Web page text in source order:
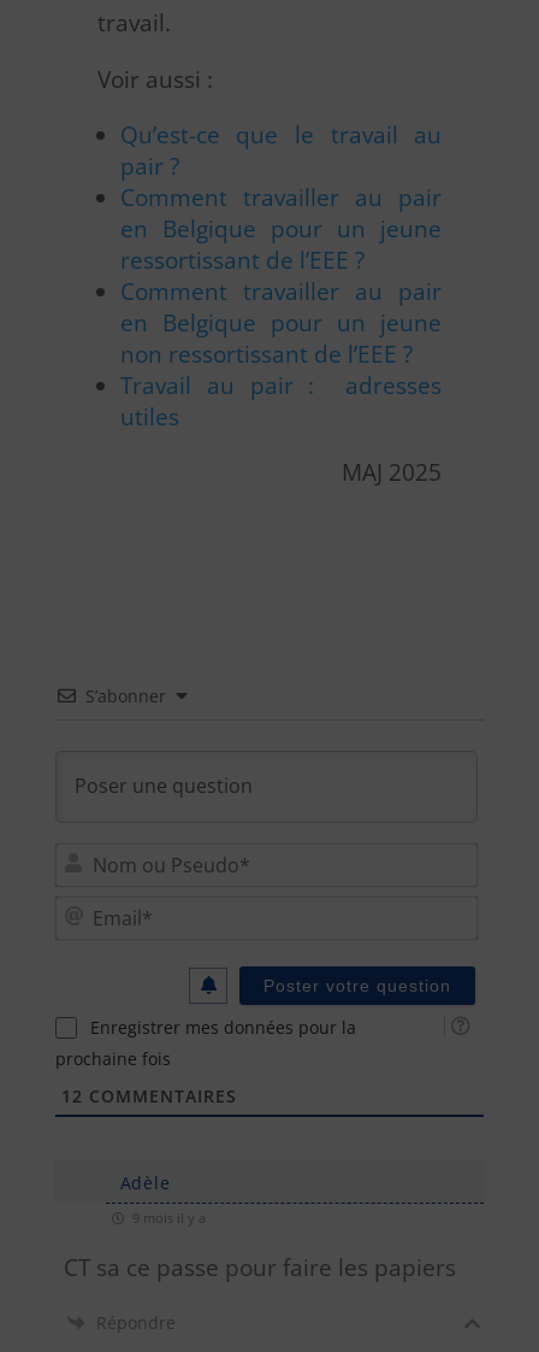
travail.
Voir aussi :
Qu’est-ce que le travail au
pair ?
Comment travailler au pair
en Belgique pour un jeune
ressortissant de l’EEE ?
Comment travailler au pair
en Belgique pour un jeune
non ressortissant de l’EEE ?
Travail au pair : adresses
utiles
MAJ 2025
S’abonner
Enregistrer mes données pour la
prochaine fois
12 COMMENTAIRES
Adèle
9 mois il y a
CT sa ce passe pour faire les papiers
Répondre